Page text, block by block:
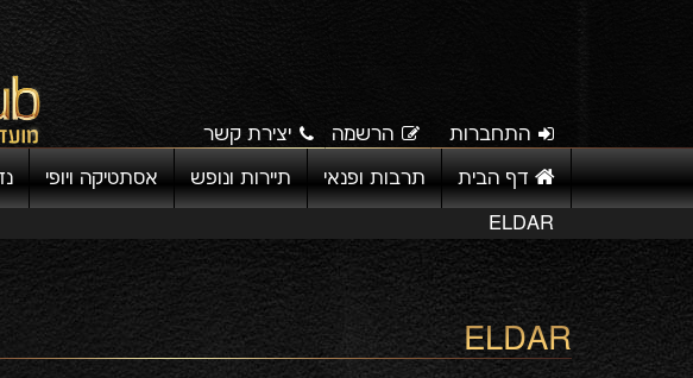
התחברות הרשמה יצירת קשר
דף הבית תרבות ופנאי תיירות ונופש אסתטיקה ויופי
ELDAR
ELDAR